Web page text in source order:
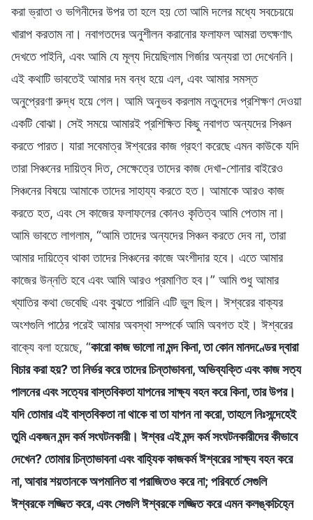
করা ভ্রাতা ও ভগিনীদের উপর তা হলে হয় তো আমি দলের মধ্যে সবচেয়য়ে
খারাপ করতাম না। নবাগতদের অনুশীলন করানোর ফলাফল আমরা তৎক্ষণাৎ
দেখতে পাইনি, এবং আমি যে মূল্য দিয়েছিলাম গির্জার অন্যরা তা দেখেননি।
এই কথাটি ভাবতেই আমার দম বন্ধ হয়ে এল, এবং আমার সমস্ত
অনুপ্রেরণা রুদ্ধ হয়ে গেল। আমি অনুভব করলাম নতুনদের প্রশিক্ষণ দেওয়া
একটি বোঝা। সেই সময়ে আমারই প্রশিক্ষিত কিছু নবাগত অন্যদের সিঞ্চন
করতে পারত। যারা সবেমাত্র ঈশ্বরের কাজ গ্রহণ করেছে এমন কাউকে যদি
তারা সিঞ্চনের দায়িত্ব দিত, সেক্ষেত্রে তাদের কাজ দেখা-শোনার বাইরেও
সিঞ্চনের বিষয়ে আমাকে তাদের সাহায্য করতে হত। আমাকে আরও কাজ
করতে হত, এবং সে কাজের ফলাফলের কোনও কৃতিত্ব আমি পেতাম না।
আমি ভাবতে লাগলাম, “আমি তাদের অন্যদের সিঞ্চন করতে দেব না, তারা
আমার দায়িত্বে থাকা তাদের সিঞ্চনের কাজে অংশীদার হবে। এতে আমার
কাজের উন্নতি হবে এবং আমি আরও প্রমাণিত হব।” আমি শুধু আমার
খ্যাতির কথা ভেবেছি এবং বুঝতে পারিনি এটি ভুল ছিল। ঈশ্বরের বাক্যর
অংশগুলি পাঠের পরেই আমার অবস্থা সম্পর্কে আমি অবগত হই। ঈশ্বরের
বাক্যে বলা হয়েছে, “কারো কাজ ভালো না মন্দ কিনা, তা কোন মানদণ্ডের দ্বারা
বিচার করা হয়? তা নির্ভর করে তাদের চিন্তাভাবনা, অভিব্যক্তি এবং কাজ সত্য
পালনের এবং সত্যের বাস্তবিকতা যাপনের সাক্ষ্য বহন করে কিনা, তার উপর।
যদি তোমার এই বাস্তবিকতা না থাকে বা তা যাপন না করো, তাহলে নিঃসন্দেহেই
তুমি একজন মন্দ কর্ম সংঘটনকারী। ঈশ্বর এই মন্দ কর্ম সংঘটনকারীদের কীভাবে
দেখেন? তোমার চিন্তাভাবনা এবং বাহ্যিক কাজকর্ম ঈশ্বরের সাক্ষ্য বহন করে
না, আবার শয়তানকে অপমানিত বা পরাজিতও করে না; পরিবর্তে সেগুলি
ঈশ্বরকে লজ্জিত করে, এবং সেগুলি ঈশ্বরকে লজ্জিত করে এমন কলঙ্কচিহ্নে